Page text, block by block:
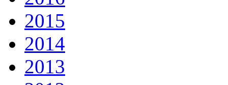
2015
2014
2013